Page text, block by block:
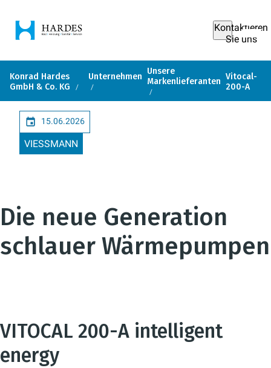
Kontaktieren
Sie uns
Konrad Hardes
GmbH & Co. KG
Unternehmen Unsere
Markenlieferanten Vitocal-
200-A
15.06.2026
VIESSMANN
Die neue Generation
schlauer Wärmepumpen
VITOCAL 200-A intelligent
energy